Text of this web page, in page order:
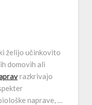
želijo učinkovito
domovih ali
razkrivajo
naprave, …